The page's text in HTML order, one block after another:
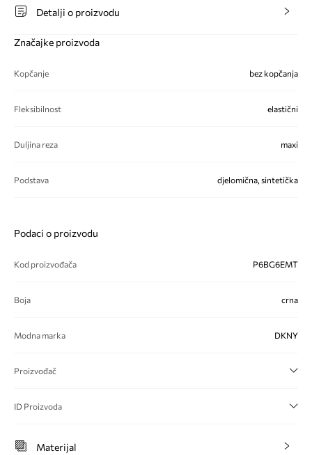
Detalji o proizvodu
Značajke proizvoda
Kopčanje bez kopčanja
Fleksibilnost elastični
Duljina reza maxi
Podstava djelomična, sintetička
Podaci o proizvodu
Kod proizvođača P6BG6EMT
Boja crna
Modna marka DKNY
Proizvođač
ID Proizvoda
Materijal